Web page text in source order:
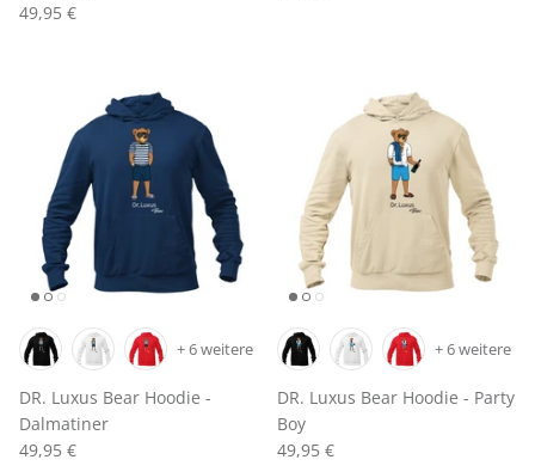
49,95 €
DR. Luxus Bear Hoodie -
Dalmatiner
49,95 €
+ 6 weitere
DR. Luxus Bear Hoodie - Party
Boy
49,95 €
+ 6 weitere